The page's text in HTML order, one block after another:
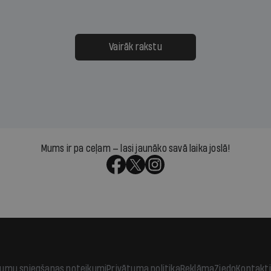
augstos procentus,
jau trīs dienas
nākamās sapulces
uzcītīga darba, mammas
atbalsts un drosme
meteovērojumus arī tad,
Vairāk rakstu
Mums ir pa ceļam — lasi jaunāko savā laika joslā!
sniegšanas noteikumiPrivātuma politikaReklāmaZiedoKontakti